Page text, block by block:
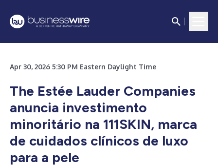
Apr 30, 2026 5:30 PM Eastern Daylight Time
The Estée Lauder Companies
anuncia investimento
minoritário na 111SKIN, marca
de cuidados clínicos de luxo
para a pele